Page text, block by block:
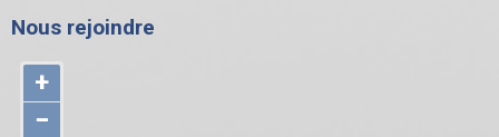
Nous rejoindre
+
−